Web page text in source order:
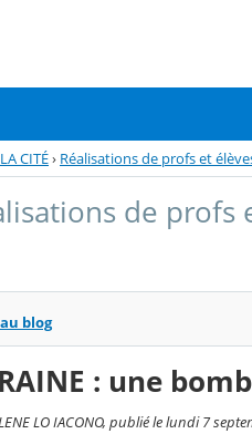
CITÉ› Réalisations de profs et
de profs
blog
: une
LO IACONO, publié le lundi 7